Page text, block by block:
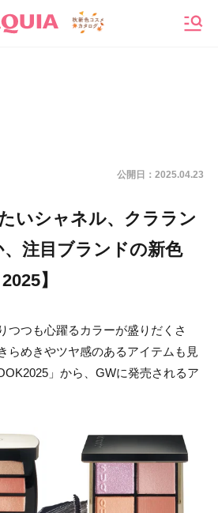
公開日： 2025.04.23
いシャネル、クララン
注目ブランドの新色
】
つつも心躍るカラーが盛りだくさ
らめきやツヤ感のあるアイテムも見
」から、GWに発売されるア